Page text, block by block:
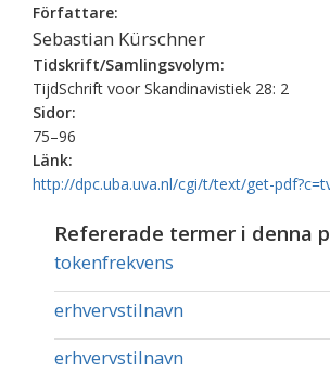
Författare:
Sebastian Kürschner
Tidskrift/Samlingsvolym:
TijdSchrift voor Skandinavistiek 28: 2
Sidor:
75–96
Länk:
http://dpc.uba.uva.nl/cgi/t/text/get-
Refererade termer i denna
tokenfrekvens
erhvervstilnavn
erhvervstilnavn